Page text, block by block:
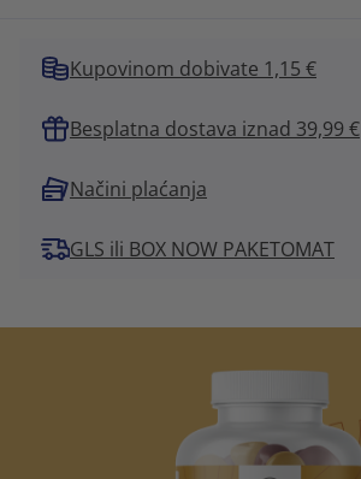
Kupovinom dobivate 1,15 €
Besplatna dostava iznad 39,99 €
Načini plaćanja
GLS ili BOX NOW PAKETOMAT